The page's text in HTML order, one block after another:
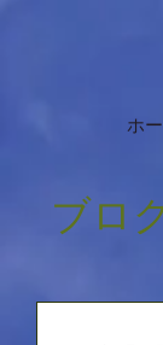
ホ
ブロ